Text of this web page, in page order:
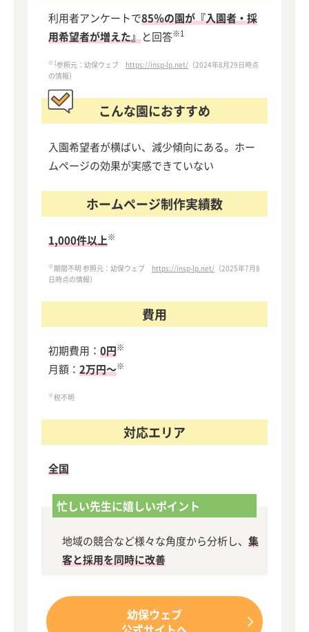
利用者アンケートで85％の園が『入園者・採
用希望者が増えた』と回答※1
※1参照元：幼保ウェブ https://insp-lp.net/ （2024年8月29日時点
の情報）
こんな園におすすめ
入園希望者が横ばい、減少傾向にある。ホー
ムページの効果が実感できていない
ホームページ制作実績数
1,000件以上※
※期間不明 参照元：幼保ウェブ https://insp-lp.net/ （2025年7月8
日時点の情報）
費用
初期費用： 0円※
月額： 2万円～※
※税不明
対応エリア
全国
忙しい先生に嬉しいポイント
地域の競合など様々な角度から分析し、 集
客と採用を同時に改善
幼保ウェブ